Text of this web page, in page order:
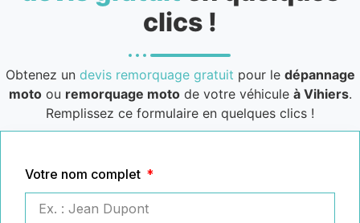
clics !
Obtenez un devis remorquage gratuit pour le dépannage
motoou remorquage motode votre véhicule à Vihiers.
Remplissez ce formulaire en quelques clics !
Votre nom complet